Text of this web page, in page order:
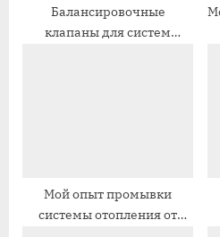
п
Балансировочные
клапаны для систем
Мой опыт промывки
системы отопления от